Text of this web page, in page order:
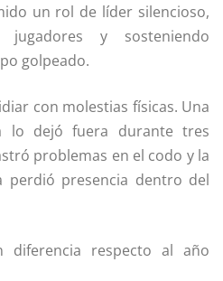
un rol de líder silencioso,
y sosteniendo
golpeado.
con molestias físicas. Una
lo dejó fuera durante tres
problemas en el codo y la
perdió presencia dentro del
diferencia respecto al año